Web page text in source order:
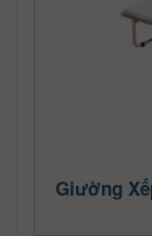
Giường